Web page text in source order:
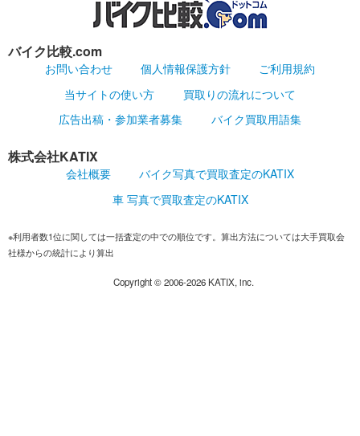
バイク比較.com
お問い合わせ 個人情報保護方針
ご利用規約
当サイトの使い方
買取りの流れについて
広告出稿・参加業者募集
バイク買取用語集
株式会社KATIX
会社概要
バイク写真で買取査定のKATIX
車 写真で買取査定のKATIX
※利用者数1位に関しては一括査定の中での順位です。算出方法については大手買取会
社様からの統計により算出
Copyright ©2006-2026KATIX, inc.